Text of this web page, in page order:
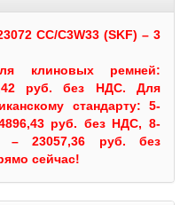
CC/C3W33 (SKF) – 3
клиновых ремней:
руб. без НДС. Для
стандарту: 5-
руб. без НДС, 8-
23057,36 руб. без
сейчас!